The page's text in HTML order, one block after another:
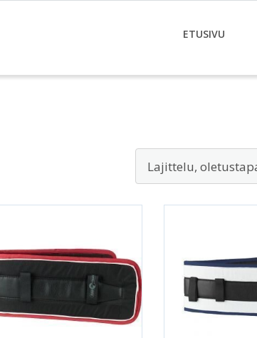
ETUSIVU